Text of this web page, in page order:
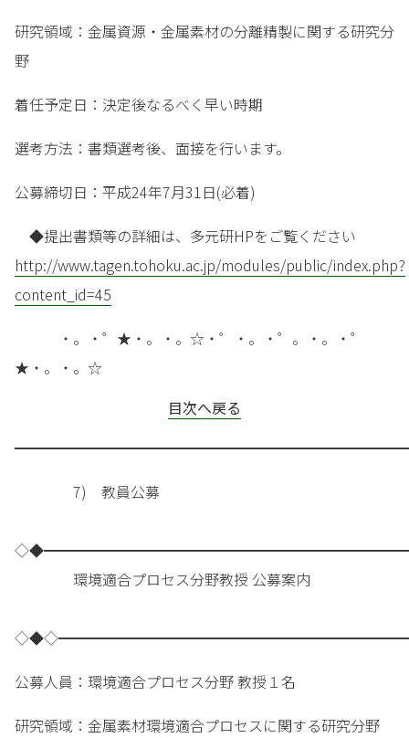
研究領域：金属資源・金属素材の分離精製に関する研究分
野
着任予定日：決定後なるべく早い時期
選考方法：書類選考後、面接を行います。
公募締切日：平成24年7月31日(必着)
◆提出書類等の詳細は、多元研HPをご覧ください
http://www.tagen.tohoku.ac.jp/modules/public/index.php?
content_id=45
・。・゜★・。・。☆・゜・。・゜。・。・゜
★・。・。☆
目次へ戻る
7) 教員公募
環境適合プロセス分野教授 公募案内
公募人員：環境適合プロセス分野 教授１名
研究領域：金属素材環境適合プロセスに関する研究分野